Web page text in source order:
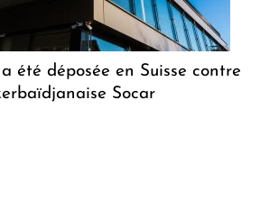
été déposée en Suisse contre
Socar